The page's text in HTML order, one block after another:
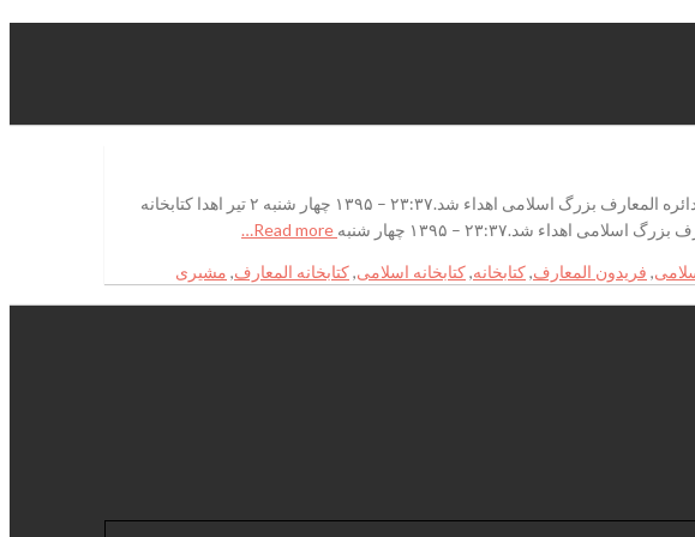
اهدا کتابخانه فریدون مشیری به کتابخانه مرکز دایره المعارف اسلامیکتابخانۀ اختصاصی فریدون مشیری به کتابخانۀ مرکز دائره المعارف بزرگ اسلامی اهداء شد.۲۳:۳۷ – ۱۳۹۵ چهار شنبه ۲ تیر اهدا کتابخانه
شد.۲۳:۳۷ – ۱۳۹۵ چهار شنبه
, فریدون المعارف,کتابخانه,کتابخانه اسلامی,کتابخانه المعارف, مشیری